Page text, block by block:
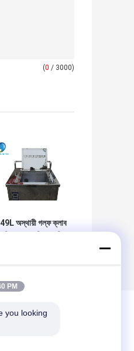
(0 / 3000)
49L অস্থায়ী গল্ফ ক্লাব
PM
you looking